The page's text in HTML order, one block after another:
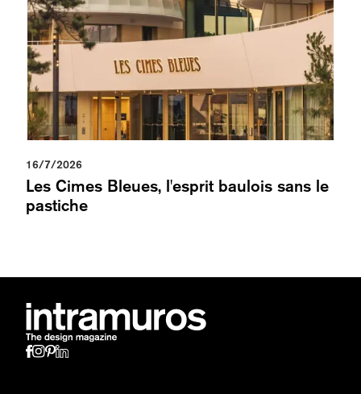
16/7/2026
Les Cimes Bleues, l'esprit baulois sans le
pastiche